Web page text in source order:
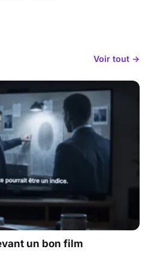
Voir tout →
un bon film